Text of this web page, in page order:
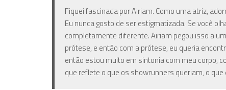
Fiquei fascinada por Airiam. Como uma atriz,
Eu nunca gosto de ser estigmatizada. Se você
completamente diferente. Airiam pegou isso a
prótese, e então com a prótese, eu queria
então estou muito em sintonia com meu corpo,
que reflete o que os showrunners queriam, o